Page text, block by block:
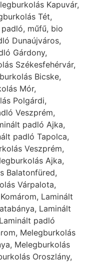
Kapuvár,
Tét,
műfű, bio
Dunaújváros,
Gárdony,
Székesfehérvár,
Bicske,
Mór,
Polgárdi,
Veszprém,
padló Ajka,
padló Tapolca,
Veszprém,
Ajka,
Balatonfüred,
Várpalota,
Laminált
Laminált
padló
Melegburkolás
Melegburkolás
Oroszlány,